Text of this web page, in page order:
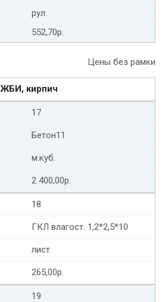
рул.
552,70р.
Цены без рамки
кирпич
17
Бетон11
м.куб.
2 400,00р.
18
ГКЛ влагост. 1,2*2,5*10
лист
265,00р.
19